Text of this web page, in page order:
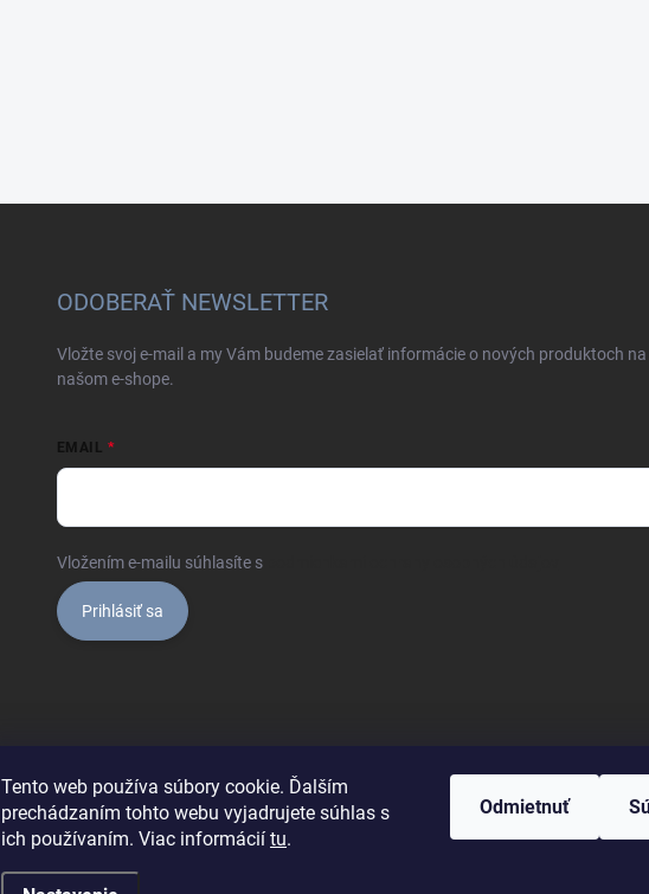
Tento web používa súbory cookie. Ďalším
prechádzaním tohto webu vyjadrujete súhlas s
ich používaním. Viac informácií tu.
Odmietnuť
ODOBERAŤ NEWSLETTER
Vložte svoj e-mail a my Vám budeme zasielať informácie o nových produktoch na
našom e-shope.
EMAIL
Vložením e-mailu súhlasíte s
Prihlásiť sa